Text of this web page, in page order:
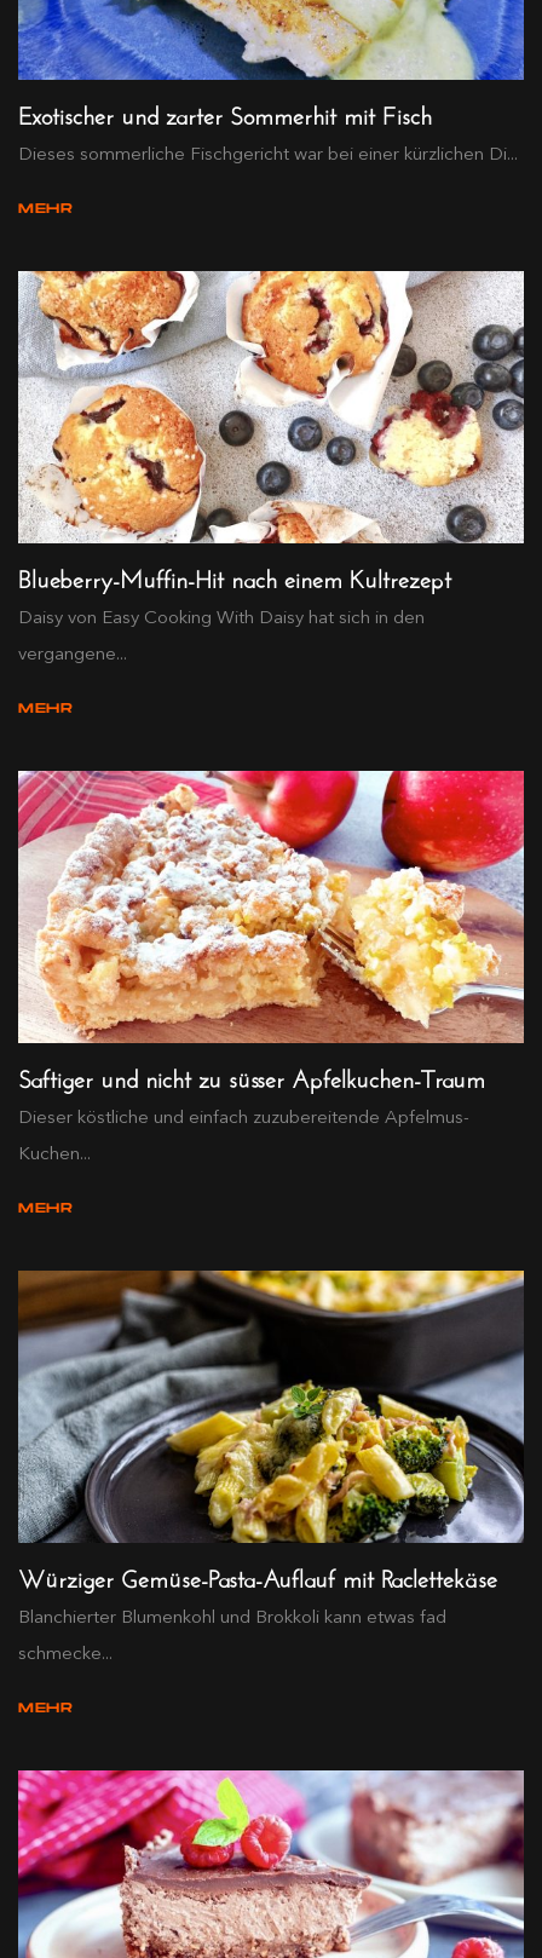
Exotischer und zarter Sommerhit mit Fisch
Dieses sommerliche Fischgericht war bei einer kürzlichen Di...
MEHR
Blueberry-Muffin-Hit nach einem Kultrezept
Daisy von Easy Cooking With Daisy hat sich in den
vergangene...
MEHR
Saftiger und nicht zu süsser Apfelkuchen-Traum
Dieser köstliche und einfach zuzubereitende Apfelmus-
Kuchen...
MEHR
Würziger Gemüse-Pasta-Auflauf mit Raclettekäse
Blanchierter Blumenkohl und Brokkoli kann etwas fad
schmecke...
MEHR